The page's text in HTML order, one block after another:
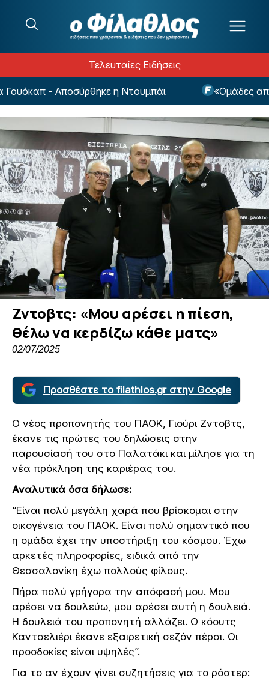
Τελευταίες Ειδήσεις
- Αποσύρθηκε η Ντουμπάι «Ομάδες από
Ζντοβτς: «Μου αρέσει η πίεση,
θέλω να κερδίζω κάθε ματς»
02/07/2025
Προσθέστε το filathlos.gr στην Google
Ο νέος προπονητής του ΠΑΟΚ, Γιούρι Ζντοβτς,
έκανε τις πρώτες του δηλώσεις στην
παρουσίασή του στο Παλατάκι και μίλησε για τη
νέα πρόκληση της καριέρας του.
Αναλυτικά όσα δήλωσε:
“Είναι πολύ μεγάλη χαρά που βρίσκομαι στην
οικογένεια του ΠΑΟΚ. Είναι πολύ σημαντικό που
η ομάδα έχει την υποστήριξη του κόσμου. Έχω
αρκετές πληροφορίες, ειδικά από την
Θεσσαλονίκη έχω πολλούς φίλους.
Πήρα πολύ γρήγορα την απόφασή μου. Μου
αρέσει να δουλεύω, μου αρέσει αυτή η δουλειά.
Η δουλειά του προπονητή αλλάζει. Ο κόουτς
Καντσελιέρι έκανε εξαιρετική σεζόν πέρσι. Οι
προσδοκίες είναι υψηλές”.
Για το αν έχουν γίνει συζητήσεις για το ρόστερ: